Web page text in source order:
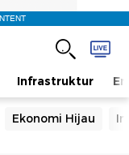
Infrastruktur
Ekonomi Hijau